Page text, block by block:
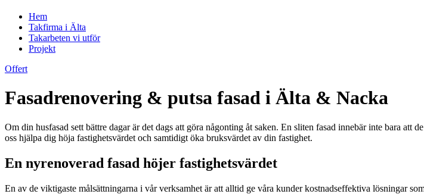
Hem
Takfirma i Älta
Takarbeten vi utför
Projekt
Offert
Fasadrenovering & putsa fasad i Älta & Nacka
Om din husfasad sett bättre dagar är det dags att göra någonting åt saken. En sliten fasad innebär inte bara
oss hjälpa dig höja fastighetsvärdet och samtidigt öka bruksvärdet av din fastighet.
En nyrenoverad fasad höjer fastighetsvärdet
En av de viktigaste målsättningarna i vår verksamhet är att alltid ge våra kunder kostnadseffektiva lösningar